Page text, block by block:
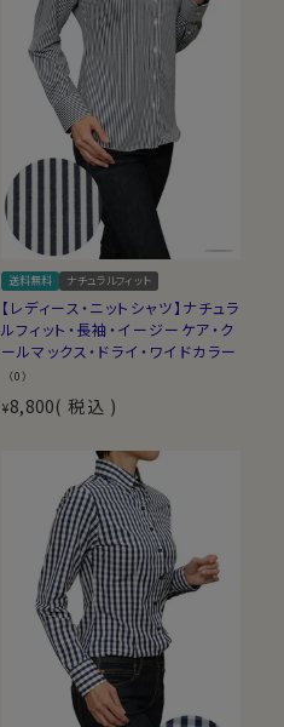
送料無料 ナチュラルフィット
【レディース・ニットシャツ】ナチュラ
ルフィット・長袖・イージーケア・ク
ールマックス・ドライ・ワイドカラー
（0）
¥8,800 税込